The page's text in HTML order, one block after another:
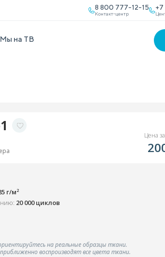
8 800 777-12-15
Контакт-центр
Мы на ТВ
Цена
г/м2
20 000 циклов
на реальные образцы ткани.
воспроизводят все цвета ткани.